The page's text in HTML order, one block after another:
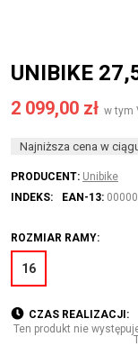
UNIBIKE
2 099,00 zł w tym
Najniższa cena w
PRODUCENT: Unibike
INDEKS:
EAN-13:
ROZMIAR RAMY:
16
CZAS REALIZACJI:
Ten produkt nie